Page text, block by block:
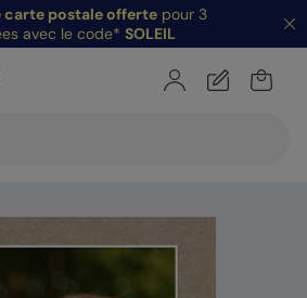
carte postale offerte pour 3
avec le code* SOLEIL